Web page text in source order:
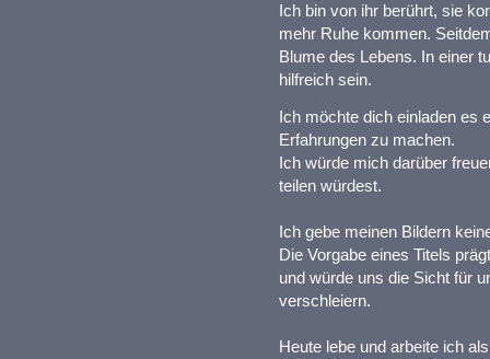
Ich bin von ihr berührt, sie
mehr Ruhe kommen.
Blume des Lebens. In einer
hilfreich sein.
Ich möchte dich einladen es
Erfahrungen zu machen.
Ich würde mich darüber
teilen würdest.
Ich gebe meinen Bildern
Die Vorgabe eines Titels
und würde uns die Sicht für
verschleiern.
Heute lebe und arbeite ich